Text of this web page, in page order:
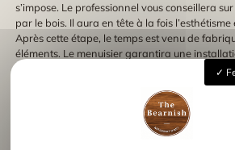
s’impose. Le professionnel vous conseillera
par le bois. Il aura en tête à la fois
Après cette étape, le temps est venu de
éléments. Le menuisier garantira une
plafond. Lorsque votre penderie sera enfin
Le rendu final doit correspondre à vos attentes
ajustements se font rapidement pour vous
Vous pourrez ainsi profiter d’un rangement